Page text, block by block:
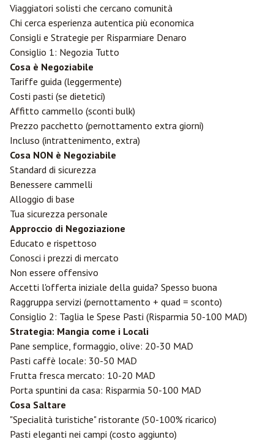
Viaggiatori solisti che cercano comunità
Chi cerca esperienza autentica più economica
Consigli e Strategie per Risparmiare Denaro
Consiglio 1: Negozia Tutto
Cosa è Negoziabile
Tariffe guida (leggermente)
Costi pasti (se dietetici)
Affitto cammello (sconti bulk)
Prezzo pacchetto (pernottamento extra giorni)
Incluso (intrattenimento, extra)
Cosa NON è Negoziabile
Standard di sicurezza
Benessere cammelli
Alloggio di base
Tua sicurezza personale
Approccio di Negoziazione
Educato e rispettoso
Conosci i prezzi di mercato
Non essere offensivo
Accetti l'offerta iniziale della guida? Spesso buona
Raggruppa servizi (pernottamento + quad = sconto)
Consiglio 2: Taglia le Spese Pasti (Risparmia 50-100 MAD)
Strategia: Mangia come i Locali
Pane semplice, formaggio, olive: 20-30 MAD
Pasti caffè locale: 30-50 MAD
Frutta fresca mercato: 10-20 MAD
Porta spuntini da casa: Risparmia 50-100 MAD
Cosa Saltare
"Specialità turistiche" ristorante (50-100% ricarico)
Pasti eleganti nei campi (costo aggiunto)